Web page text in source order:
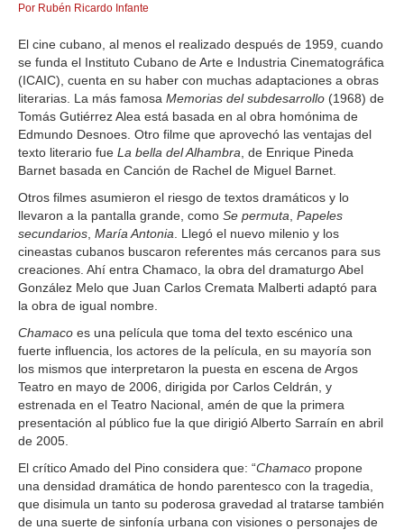
Por Rubén Ricardo Infante
El cine cubano, al menos el realizado después de 1959, cuando
se funda el Instituto Cubano de Arte e Industria Cinematográfica
(ICAIC), cuenta en su haber con muchas adaptaciones a obras
literarias. La más famosa Memorias del subdesarrollo (1968) de
Tomás Gutiérrez Alea está basada en al obra homónima de
Edmundo Desnoes. Otro filme que aprovechó las ventajas del
texto literario fue La bella del Alhambra , de Enrique Pineda
Barnet basada en Canción de Rachel de Miguel Barnet.
Otros filmes asumieron el riesgo de textos dramáticos y lo
llevaron a la pantalla grande, como Se permuta Papeles
secundarios María Antonia . Llegó el nuevo milenio y los
cineastas cubanos buscaron referentes más cercanos para sus
creaciones. Ahí entra Chamaco, la obra del dramaturgo Abel
González Melo que Juan Carlos Cremata Malberti adaptó para
la obra de igual nombre.
Chamaco es una película que toma del texto escénico una
fuerte influencia, los actores de la película, en su mayoría son
los mismos que interpretaron la puesta en escena de Argos
Teatro en mayo de 2006, dirigida por Carlos Celdrán, y
estrenada en el Teatro Nacional, amén de que la primera
presentación al público fue la que dirigió Alberto Sarraín en abril
de 2005.
El crítico Amado del Pino considera que: “Chamaco propone
una densidad dramática de hondo parentesco con la tragedia,
que disimula un tanto su poderosa gravedad al tratarse también
de una suerte de sinfonía urbana con visiones o personajes de